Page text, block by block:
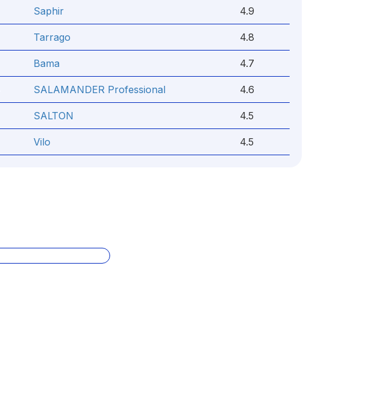
Saphir 4.9
Tarrago 4.8
Bama 4.7
SALAMANDER Professional 4.6
SALTON 4.5
Vilo 4.5